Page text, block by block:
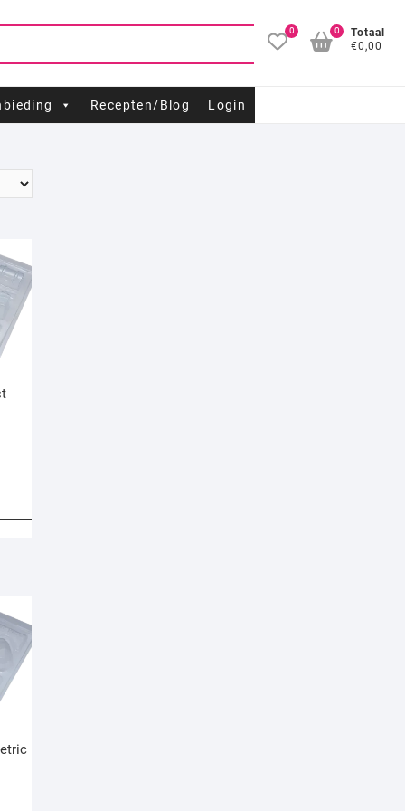
0
Totaal
€0,00
0
Recepten/Blog Login